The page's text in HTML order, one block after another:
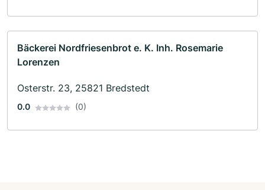
Bäckerei Nordfriesenbrot e. K. Inh. Rosemarie
Lorenzen
Osterstr. 23, 25821 Bredstedt
0.0 (0)